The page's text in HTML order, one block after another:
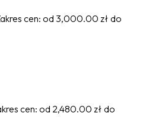
cen: od 3,000.00 zł do
cen: od 2,480.00 zł do